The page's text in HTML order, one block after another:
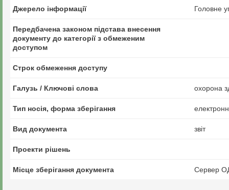
Джерело інформації Головне
Передбачена законом підстава внесення
документу до категорії з обмеженим
доступом
Строк обмеження доступу
Галузь / Ключові слова охорона
Тип носія, форма зберігання
Вид документа звіт
Проекти рішень
Місце зберігання документа Сервер